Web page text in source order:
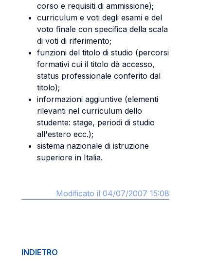
corso e requisiti di ammissione);
curriculum e voti degli esami e del
voto finale con specifica della scala
di voti di riferimento;
funzioni del titolo di studio (percorsi
formativi cui il titolo dà accesso,
status professionale conferito dal
titolo);
informazioni aggiuntive (elementi
rilevanti nel curriculum dello
studente: stage, periodi di studio
all'estero ecc.);
sistema nazionale di istruzione
superiore in Italia.
Modificato il 04/07/2007 15:08
INDIETRO